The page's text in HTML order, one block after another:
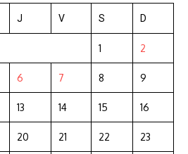
J V S D
1 2
6 7 8 9
13 14 15 16
20 21 22 23